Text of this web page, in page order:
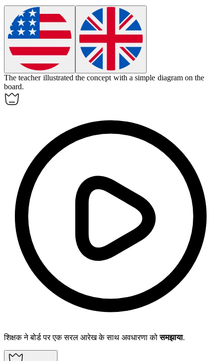
The teacher illustrated the concept with a simple diagram on the
board.
शिक्षक ने बोर्ड पर एक सरल आरेख के साथ अवधारणा कोसमझाया.